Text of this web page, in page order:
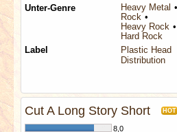
Unter-Genre
Heavy Metal
Rock
Heavy Rock
Hard Rock
Label
Plastic Head
Distribution
Cut A Long Story Short HOT
8,0